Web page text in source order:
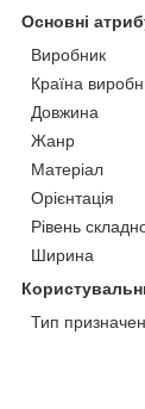
Основні
Виробник
Країна
Довжина
Жанр
Матеріал
Орієнтація
Рівень
Ширина
Тип